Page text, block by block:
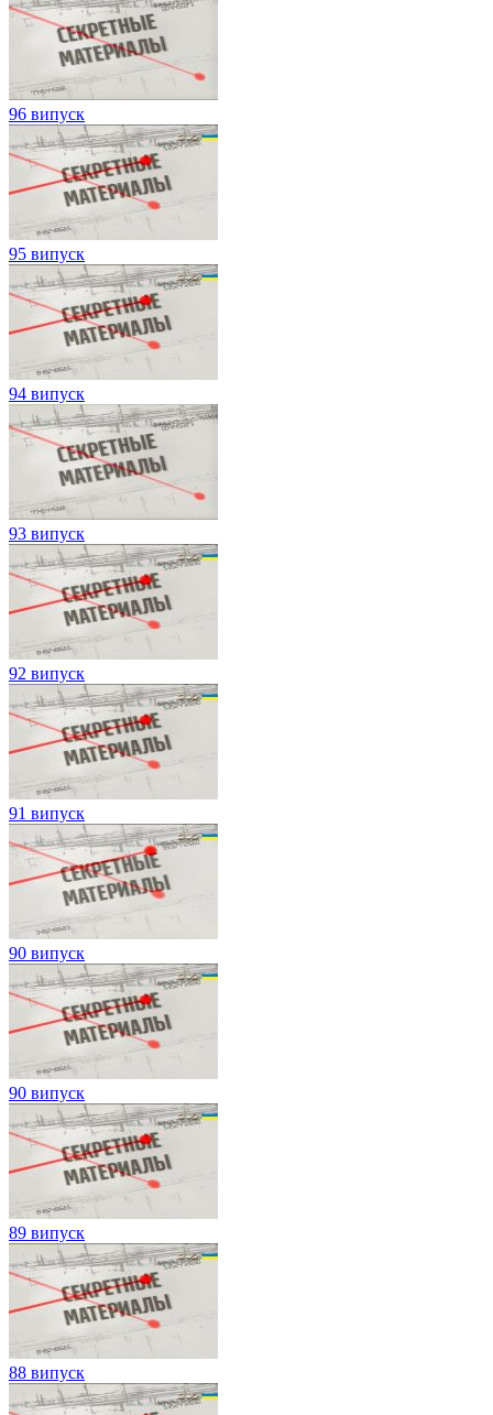
96 випуск
95 випуск
94 випуск
93 випуск
92 випуск
91 випуск
90 випуск
90 випуск
89 випуск
88 випуск